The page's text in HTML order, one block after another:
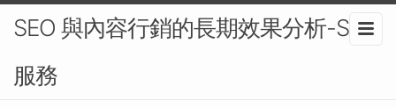
SEO 與內容行銷的長期效果分析-SEO
服務